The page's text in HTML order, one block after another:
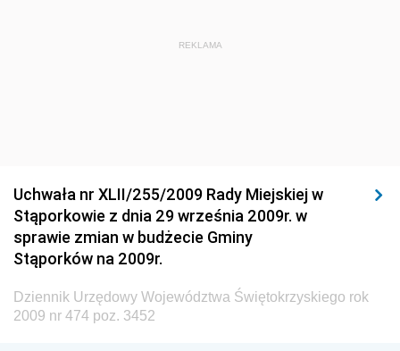
Dziennik Urzędowy Głównego Inspektora Ochrony
Dziennik Urzędowy Ministra Budownictwa i Przemysłu
Materiałów Budowlanych
Dziennik Urzędowy Ministra Infrastruktury i Rozwoju
Dziennik Urzędowy Głównego Inspektoratu Ochrony
Środowiska
Dziennik Urzędowy Generalnej Dyrekcji Ochrony
REKLAMA
Uchwała nr XLII/255/2009 Rady Miejskiej w
Stąporkowie z dnia 29 września 2009r. w
sprawie zmian w budżecie Gminy
Stąporków na 2009r.
Dziennik Urzędowy Województwa Świętokrzyskiego rok
2009 nr 474 poz. 3452